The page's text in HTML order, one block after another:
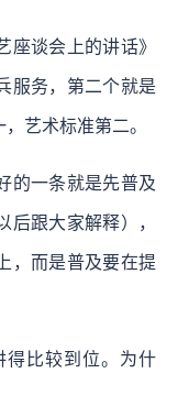
座谈会上的讲话》
服务，第二个就是
艺术标准第二。
的一条就是先普及
后跟大家解释），
，而是普及要在提
得比较到位。为什